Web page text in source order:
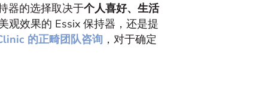
器的选择取决于个人喜好、生活
观效果的 Essix 保持器，还是提
的正畸团队咨询 ，对于确定